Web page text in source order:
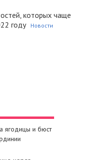
которых чаще
году
Новости
ягодицы и бюст